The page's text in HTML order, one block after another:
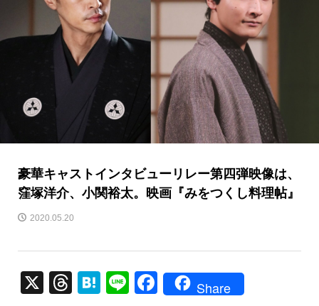
豪華キャストインタビューリレー第四弾映像は、
窪塚洋介、小関裕太。映画『みをつくし料理帖』
2020.05.20
X T H Li F
Share